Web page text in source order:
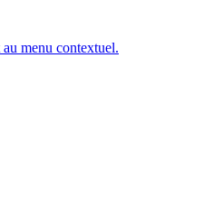
menu contextuel.